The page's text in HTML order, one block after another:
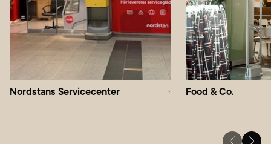
Nordstans Servicecenter Food & Co.